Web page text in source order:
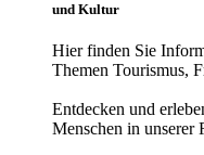
und Kultur
Hier finden Sie
Themen Tourismus,
Entdecken und
Menschen in unserer